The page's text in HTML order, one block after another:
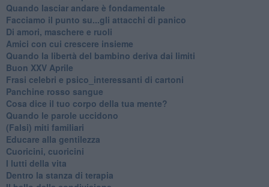
​Quando lasciar andare è fondamentale
Facciamo il punto su...gli attacchi di panico
Di amori, maschere e ruoli
​Amici con cui crescere insieme
​Quando la libertà del bambino deriva dai limiti
Buon XXV Aprile
​Frasi celebri e psico_interessanti di cartoni
​Panchine rosso sangue
​Cosa dice il tuo corpo della tua mente?
​Quando le parole uccidono
​(Falsi) miti familiari
​Educare alla gentilezza
​Cuoricini, cuoricini
I lutti della vita
​Dentro la stanza di terapia